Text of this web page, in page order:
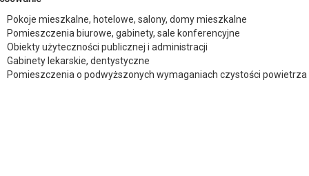
Pokoje mieszkalne, hotelowe, salony, domy mieszkalne
Pomieszczenia biurowe, gabinety, sale konferencyjne
Obiekty użyteczności publicznej i administracji
Gabinety lekarskie, dentystyczne
Pomieszczenia o podwyższonych wymaganiach czystości powietrza